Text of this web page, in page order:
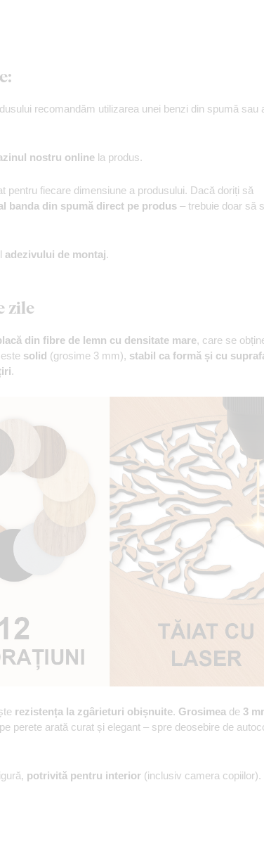
recomandăm utilizarea unei benzi din spumă sau
nostru online la produs.
pentru fiecare dimensiune a produsului. Dacă doriți să
banda din spumă direct pe produs – trebuie doar să
adezivului de montaj.
zile
din fibre de lemn cu densitate mare, care se
solid (grosime 3 mm), stabil ca formă și cu
.
rezistența la zgârieturi obișnuite. Grosimea de 3
perete arată curat și elegant – spre deosebire de
potrivită pentru interior (inclusiv camera copiilor).